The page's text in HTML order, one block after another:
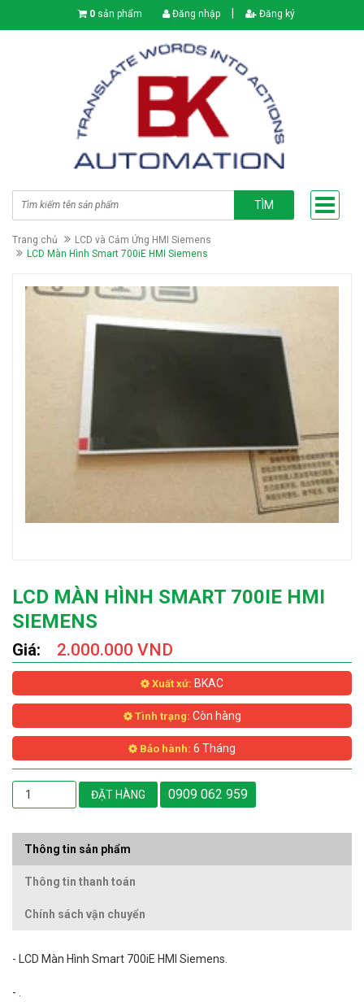
0 sản phẩm Đăng nhập Đăng ký
TÌM
Trang chủ
LCD và Cảm Ứng HMI Siemens
LCD Màn Hình Smart 700iE HMI Siemens
LCD MÀN HÌNH SMART 700IE HMI
SIEMENS
Giá: 2.000.000 VND
Xuất xứ: BKAC
Tình trạng: Còn hàng
Bảo hành: 6 Tháng
ĐẶT HÀNG 0909 062 959
Thông tin sản phẩm
Thông tin thanh toán
Chính sách vận chuyển
- LCD Màn Hình Smart 700iE HMI Siemens.
- .